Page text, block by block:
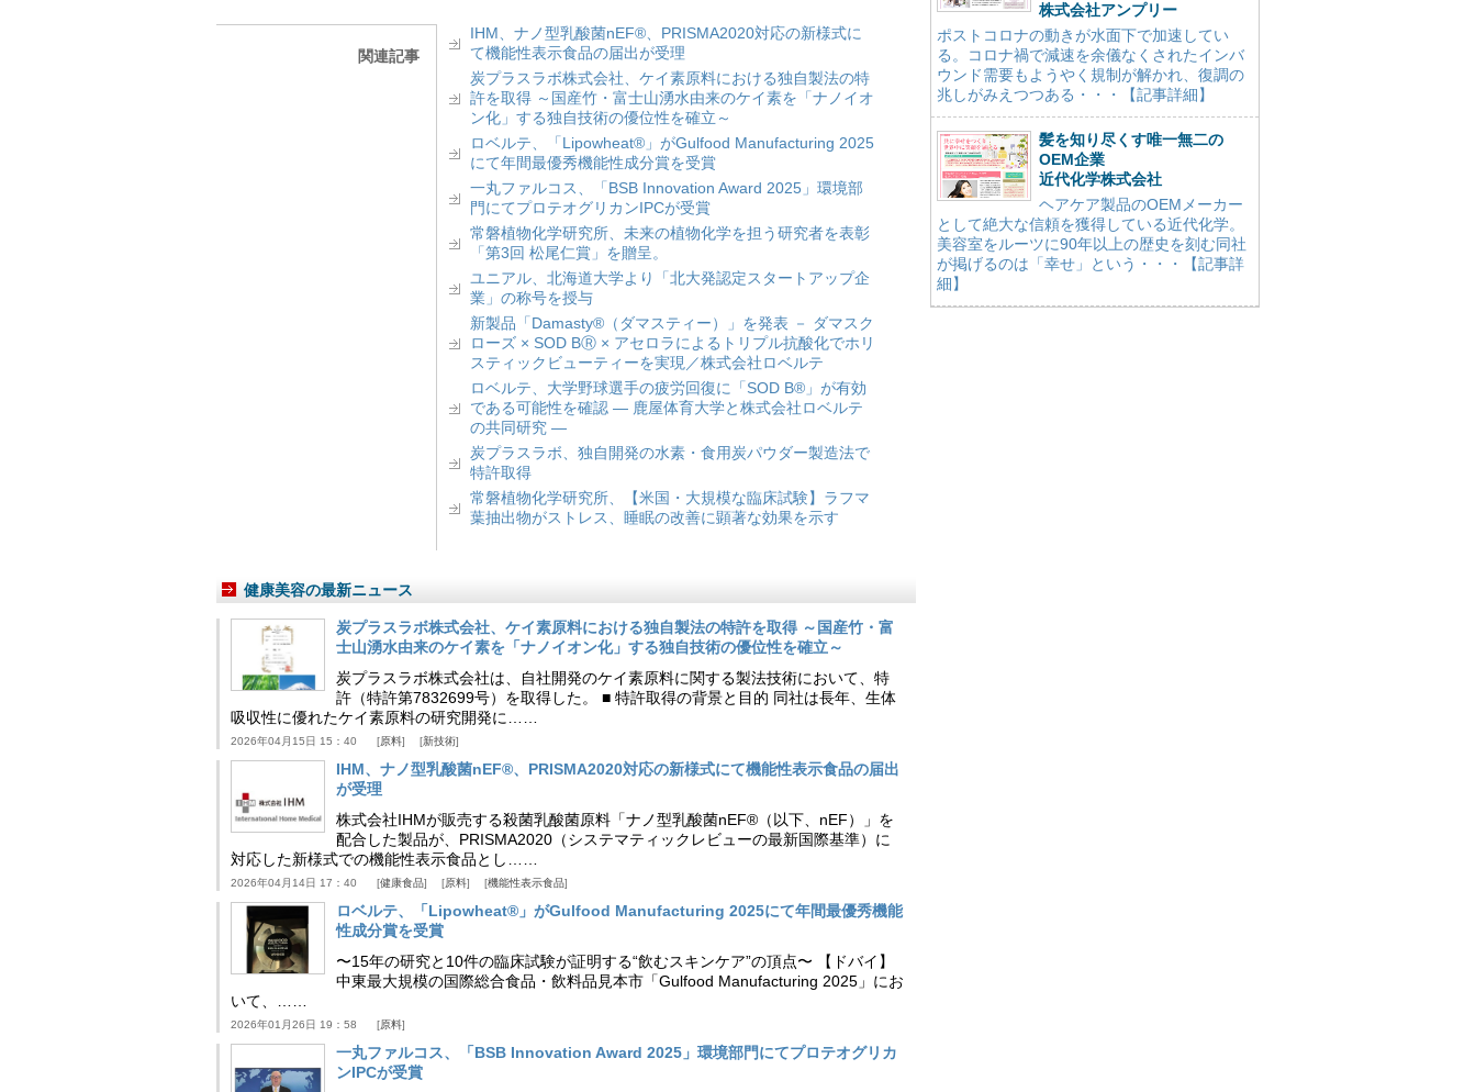
関連記事
IHM、ナノ型乳酸菌nEF®、PRISMA2020対応の新様式に
て機能性表示食品の届出が受理
炭プラスラボ株式会社、ケイ素原料における独自製法の特
許を取得 ～国産竹・富士山湧水由来のケイ素を「ナノイオ
ン化」する独自技術の優位性を確立～
ロベルテ、「Lipowheat®」がGulfood Manufacturing 2025
にて年間最優秀機能性成分賞を受賞
一丸ファルコス、「BSB Innovation Award 2025」環境部
門にてプロテオグリカンIPCが受賞
常磐植物化学研究所、未来の植物化学を担う研究者を表彰
「第3回 松尾仁賞」を贈呈。
ユニアル、北海道大学より「北大発認定スタートアップ企
業」の称号を授与
新製品「Damasty®（ダマスティー）」を発表 － ダマスク
ローズ × SOD BⓇ × アセロラによるトリプル抗酸化でホリ
スティックビューティーを実現／株式会社ロベルテ
ロベルテ、大学野球選手の疲労回復に「SOD B®」が有効
である可能性を確認 ― 鹿屋体育大学と株式会社ロベルテ
の共同研究 ―
炭プラスラボ、独自開発の水素・食用炭パウダー製造法で
特許取得
常磐植物化学研究所、【米国・大規模な臨床試験】ラフマ
葉抽出物がストレス、睡眠の改善に顕著な効果を示す
健康美容の最新ニュース
炭プラスラボ株式会社、ケイ素原料における独自製法の特許を取得 ～国産竹・富
士山湧水由来のケイ素を「ナノイオン化」する独自技術の優位性を確立～
炭プラスラボ株式会社は、自社開発のケイ素原料に関する製法技術において、特
許（特許第7832699号）を取得した。 ■ 特許取得の背景と目的 同社は長年、生体
吸収性に優れたケイ素原料の研究開発に……
2026年04月15日 15：40 原料 新技術
IHM、ナノ型乳酸菌nEF®、PRISMA2020対応の新様式にて機能性表示食品の届出
が受理
株式会社IHMが販売する殺菌乳酸菌原料「ナノ型乳酸菌nEF®（以下、nEF）」を
配合した製品が、PRISMA2020（システマティックレビューの最新国際基準）に
対応した新様式での機能性表示食品とし……
2026年04月14日 17：40 健康食品 原料 機能性表示食品
ロベルテ、「Lipowheat®」がGulfood Manufacturing 2025にて年間最優秀機能
性成分賞を受賞
〜15年の研究と10件の臨床試験が証明する“飲むスキンケア”の頂点〜 【ドバイ】
中東最大規模の国際総合食品・飲料品見本市「Gulfood Manufacturing 2025」にお
いて、……
2026年01月26日 19：58 原料
一丸ファルコス、「BSB Innovation Award 2025」環境部門にてプロテオグリカ
ンIPCが受賞
株式会社アンプリー
ポストコロナの動きが水面下で加速してい
る。コロナ禍で減速を余儀なくされたインバ
ウンド需要もようやく規制が解かれ、復調の
兆しがみえつつある・・・【記事詳細】
髪を知り尽くす唯一無二の
OEM企業
近代化学株式会社
ヘアケア製品のOEMメーカー
として絶大な信頼を獲得している近代化学。
美容室をルーツに90年以上の歴史を刻む同社
が掲げるのは「幸せ」という・・・【記事詳
細】